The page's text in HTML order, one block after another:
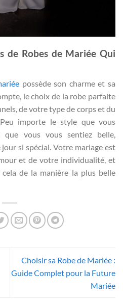
de Robes de Mariée Qui
possède son charme et sa
le choix de la robe parfaite
de votre type de corps et du
importe le style que vous
que vous vous sentiez belle,
si spécial. Votre mariage est
et de votre individualité, et
de la manière la plus belle
Choisir sa Robe de Mariée :
Guide Complet pour la Future
Mariée